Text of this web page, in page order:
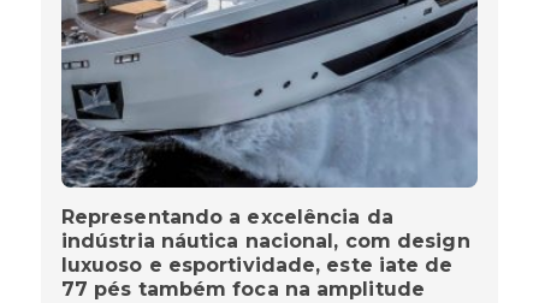
Representando a excelência da
indústria náutica nacional, com design
luxuoso e esportividade, este iate de
77 pés também foca na amplitude